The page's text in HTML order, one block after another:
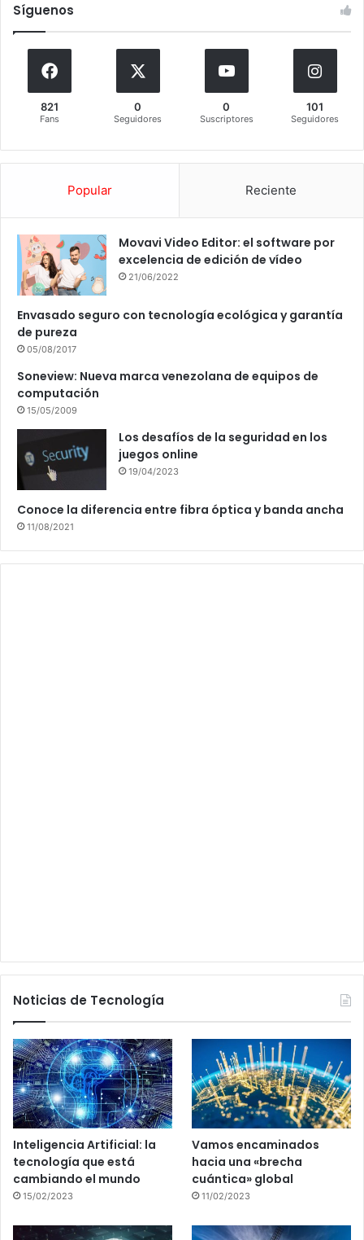
Síguenos
821
Fans
0
Seguidores
0
Suscriptores
101
Seguidores
Popular Reciente
Movavi Video Editor: el software por
excelencia de edición de vídeo
21/06/2022
Envasado seguro con tecnología ecológica y garantía
de pureza
05/08/2017
Soneview: Nueva marca venezolana de equipos de
computación
15/05/2009
Los desafíos de la seguridad en los
juegos online
19/04/2023
Conoce la diferencia entre fibra óptica y banda ancha
11/08/2021
Noticias de Tecnología
Inteligencia Artificial: la
tecnología que está
cambiando el mundo
15/02/2023
Vamos encaminados
hacia una «brecha
cuántica» global
11/02/2023